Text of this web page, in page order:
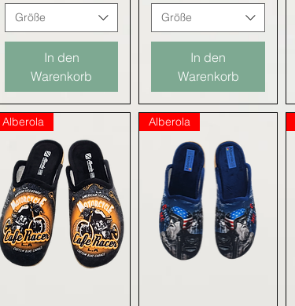
Größe
In den
Warenkorb
Größe
In den
Warenkorb
Alberola Alberola